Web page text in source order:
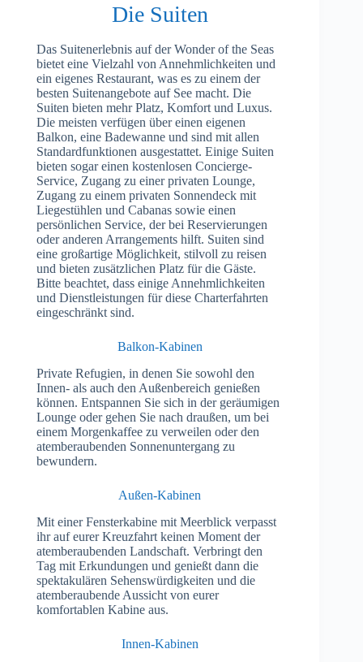
Die Suiten
Das Suitenerlebnis auf der Wonder of the Seas
bietet eine Vielzahl von Annehmlichkeiten und
ein eigenes Restaurant, was es zu einem der
besten Suitenangebote auf See macht. Die
Suiten bieten mehr Platz, Komfort und Luxus.
Die meisten verfügen über einen eigenen
Balkon, eine Badewanne und sind mit allen
Standardfunktionen ausgestattet. Einige Suiten
bieten sogar einen kostenlosen Concierge-
Service, Zugang zu einer privaten Lounge,
Zugang zu einem privaten Sonnendeck mit
Liegestühlen und Cabanas sowie einen
persönlichen Service, der bei Reservierungen
oder anderen Arrangements hilft. Suiten sind
eine großartige Möglichkeit, stilvoll zu reisen
und bieten zusätzlichen Platz für die Gäste.
Bitte beachtet, dass einige Annehmlichkeiten
und Dienstleistungen für diese Charterfahrten
eingeschränkt sind.
Balkon-Kabinen
Private Refugien, in denen Sie sowohl den
Innen- als auch den Außenbereich genießen
können. Entspannen Sie sich in der geräumigen
Lounge oder gehen Sie nach draußen, um bei
einem Morgenkaffee zu verweilen oder den
atemberaubenden Sonnenuntergang zu
bewundern.
Außen-Kabinen
Mit einer Fensterkabine mit Meerblick verpasst
ihr auf eurer Kreuzfahrt keinen Moment der
atemberaubenden Landschaft. Verbringt den
Tag mit Erkundungen und genießt dann die
spektakulären Sehenswürdigkeiten und die
atemberaubende Aussicht von eurer
komfortablen Kabine aus.
Innen-Kabinen